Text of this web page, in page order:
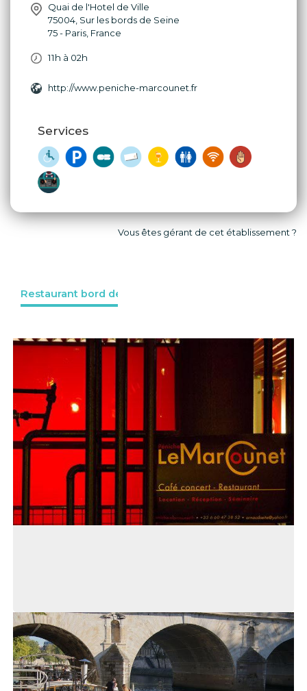
Quai de l'Hotel de Ville
75004 Sur les bords de Seine
75 - Paris France
11h à 02h
http://www.peniche-marcounet.fr
Services
Vous êtes gérant de cet établissement ?
Restaurant bord de l'eau